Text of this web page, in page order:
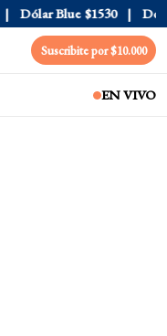
Dólar Blue $1530 Dólar
Suscribite por $10.000
EN VIVO